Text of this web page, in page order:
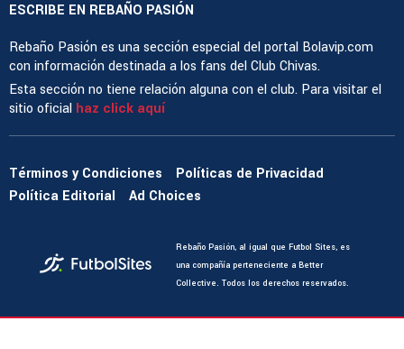
ESCRIBE EN REBAÑO PASIÓN
Rebaño Pasión es una sección especial del portal Bolavip.com
con información destinada a los fans del Club Chivas.
Esta sección no tiene relación alguna con el club. Para visitar el
sitio oficial haz click aquí
Términos y Condiciones
Políticas de Privacidad
Política Editorial
Ad Choices
Rebaño Pasión, al igual que Futbol Sites, es
una compañía perteneciente a Better
Collective. Todos los derechos reservados.